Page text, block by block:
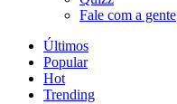
Fale com a gente
Últimos
Popular
Hot
Trending